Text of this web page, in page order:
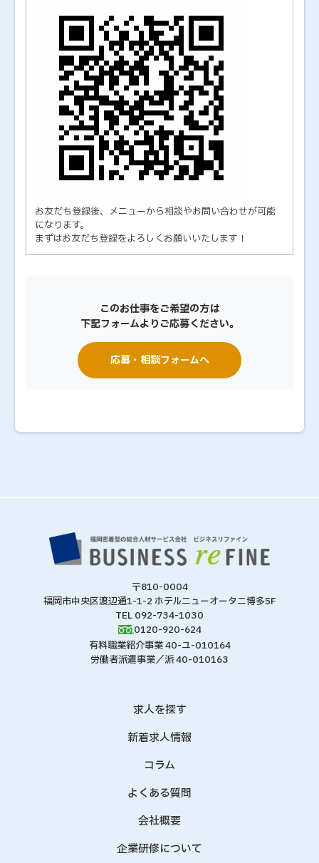
お友だち登録後、メニューから相談やお問い合わせが可能
になります。
まずはお友だち登録をよろしくお願いいたします！
このお仕事をご希望の方は
下記フォームよりご応募ください。
応募・相談フォームへ
〒810-0004
福岡市中央区渡辺通1-1-2 ホテルニューオータニ博多5F
TEL 092-734-1030
0120-920-624
有料職業紹介事業 40-ユ-010164
労働者派遣事業／派 40-010163
求人を探す
新着求人情報
コラム
よくある質問
会社概要
企業研修について